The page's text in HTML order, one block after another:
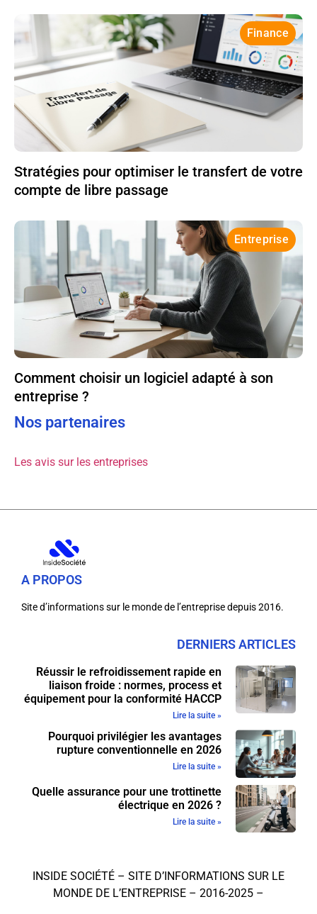
Finance
Stratégies pour optimiser le transfert de votre
compte de libre passage
Entreprise
Comment choisir un logiciel adapté à son
entreprise ?
Nos partenaires
Les avis sur les entreprises
A PROPOS
Site d’informations sur le monde de l’entreprise depuis 2016.
DERNIERS ARTICLES
Réussir le refroidissement rapide en
liaison froide : normes, process et
équipement pour la conformité HACCP
Lire la suite »
Pourquoi privilégier les avantages
rupture conventionnelle en 2026
Lire la suite »
Quelle assurance pour une trottinette
électrique en 2026 ?
Lire la suite »
INSIDE SOCIÉTÉ – SITE D’INFORMATIONS SUR LE
MONDE DE L’ENTREPRISE – 2016-2025 –